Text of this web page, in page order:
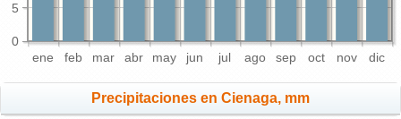
ene feb mar abr may jun jul ago sep oct nov dic
0
5
Precipitaciones en Cienaga, mm